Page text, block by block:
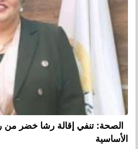
الصحة: تنفي إقالة رشا خضر من
الأساسية